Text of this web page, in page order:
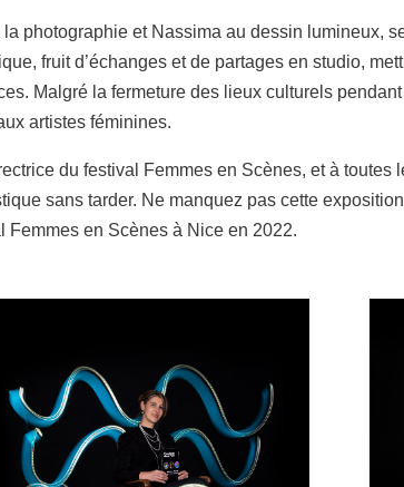
photographie et Nassima au dessin lumineux,
fruit d’échanges et de partages en studio,
Malgré la fermeture des lieux culturels
artistes féminines.
du festival Femmes en Scènes, et à toutes
sans tarder. Ne manquez pas cette
Femmes en Scènes à Nice en 2022.